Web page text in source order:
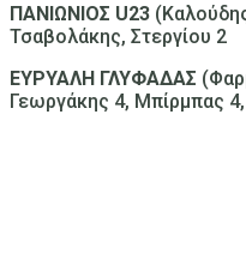
ΠΑΝΙΩΝΙΟΣ U23
Τσαβολάκης, Στεργίου 2
ΕΥΡΥΑΛΗ ΓΛΥΦΑΔΑΣ
Γεωργάκης 4, Μπίρμπας 4,